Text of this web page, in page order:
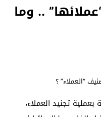
.. وما
بعملية تجنيد العملاء،